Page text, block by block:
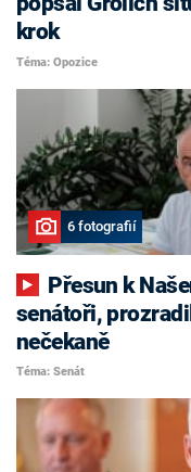
krok
Téma: Opozice
6 fotografií
senátoři,
nečekaně
Téma: Senát